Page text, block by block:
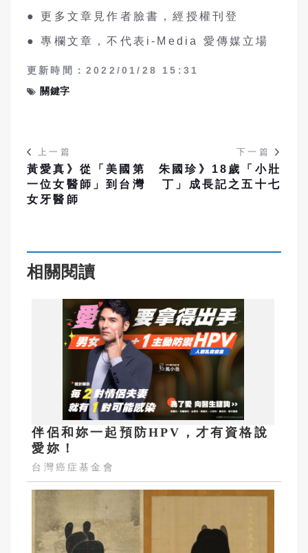
● 更多文章見作者臉書，經授權刊登
● 專欄文章，不代表i-Media 愛傳媒立場
更新時間：2022/01/28 15:31
關鍵字
上一篇
黃愛真》從「美國第
一位女醫師」到台灣
女牙醫師
下一篇
朱國珍》18歲「小壯
丁」成長記之五十七
相關閱讀
伴侶和妳一起預防HPV，才有資格說
愛妳！
台灣癌症基金會